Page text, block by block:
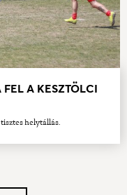
A KESZTÖLCI
helytállás.